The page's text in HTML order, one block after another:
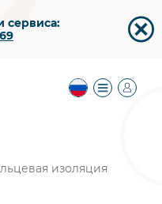
сервиса:
изоляция